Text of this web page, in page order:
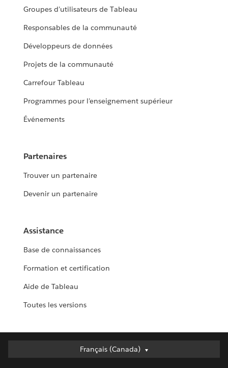
Groupes d’utilisateurs de Tableau
Responsables de la communauté
Développeurs de données
Projets de la communauté
Carrefour Tableau
Programmes pour l’enseignement supérieur
Événements
Partenaires
Trouver un partenaire
Devenir un partenaire
Assistance
Base de connaissances
Formation et certification
Aide de Tableau
Toutes les versions
Français (Canada)
Français (Canada)